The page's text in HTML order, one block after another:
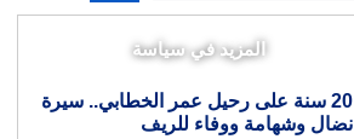
المزيد في سياسة
20 سنة على رحيل عمر الخطابي.. سيرة
نضال وشهامة ووفاء للريف